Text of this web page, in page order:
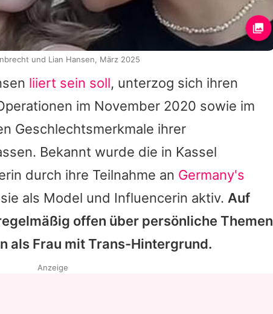
liiert sein soll, unterzog sich ihren
im November 2020 sowie im
Geschlechtsmerkmale ihrer
Bekannt wurde die in Kassel
durch ihre Teilnahme an Germany's
als Model und Influencerin aktiv. Auf
offen über persönliche Themen
als Frau mit Trans-Hintergrund.
und Lian Hansen, März 2025
Anzeige